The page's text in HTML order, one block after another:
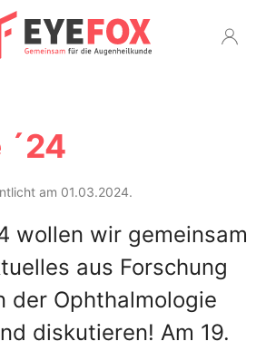
´24
am 01.03.2024.
wollen wir gemeinsam
aus Forschung
der Ophthalmologie
diskutieren! Am 19.